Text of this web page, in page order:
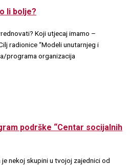
li bolje?
Koji utjecaj imamo –
radionice “Modeli unutarnjeg i
programa organizacija
podrške “Centar socijalnih
nekoj skupini u tvojoj zajednici od